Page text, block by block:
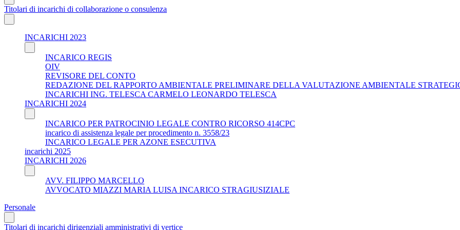
Titolari di incarichi di collaborazione o consulenza
INCARICHI 2023
INCARICO REGIS
OIV
REVISORE DEL CONTO
REDAZIONE DEL RAPPORTO AMBIENTALE PRELIMINARE DELLA VALUTAZIONE AMBIENTALE
INCARICHI ING. TELESCA CARMELO LEONARDO TELESCA
INCARICHI 2024
INCARICO PER PATROCINIO LEGALE CONTRO RICORSO 414CPC
incarico di assistenza legale per procedimento n. 3558/23
INCARICO LEGALE PER AZONE ESECUTIVA
incarichi 2025
INCARICHI 2026
AVV. FILIPPO MARCELLO
AVVOCATO MIAZZI MARIA LUISA INCARICO STRAGIUSIZIALE
Personale
Titolari di incarichi dirigenziali amministrativi di vertice